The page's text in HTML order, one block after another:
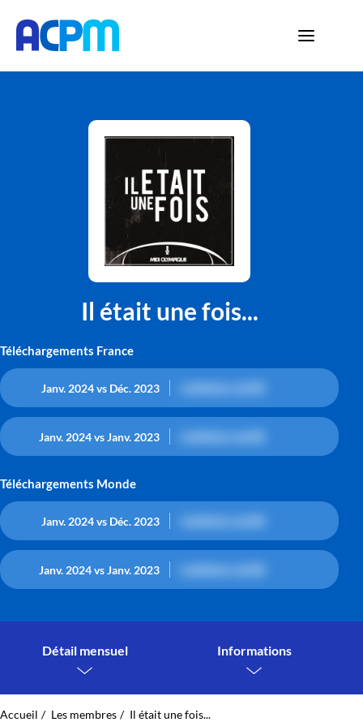
Il était une fois...
Téléchargements France
Janv. 2024 vs Déc. 2023
Janv. 2024 vs Janv. 2023
Téléchargements Monde
Janv. 2024 vs Déc. 2023
Janv. 2024 vs Janv. 2023
Détail mensuel Informations
Accueil Les membres Il était une fois...